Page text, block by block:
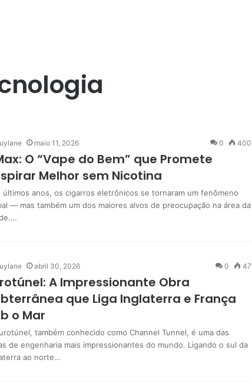
maio 11, 2026 0 400
O “Vape do Bem” que Promete
Melhor sem Nicotina
últimos anos, os cigarros eletrônicos se tornaram um fenômeno
— mas também um dos maiores alvos de preocupação na área da
abril 30, 2026 0 47
A Impressionante Obra
que Liga Inglaterra e França
o Mar
também conhecido como Channel Tunnel, é uma das
de engenharia mais impressionantes do mundo. Ligando o sul da
ao norte…